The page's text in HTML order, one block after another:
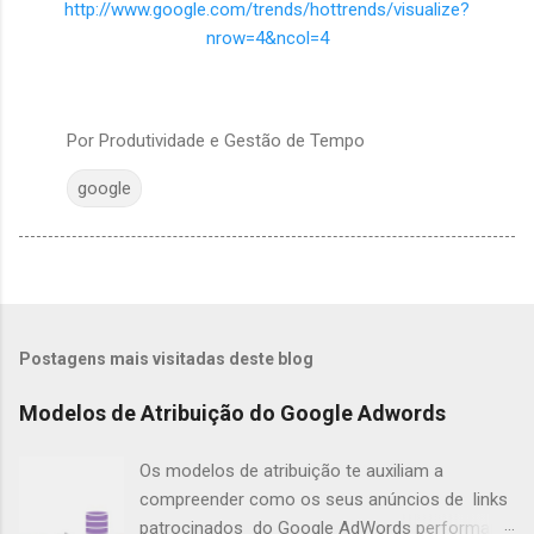
http://www.google.com/trends/hottrends/visualize?
nrow=4&ncol=4
Por Produtividade e Gestão de Tempo
google
Postagens mais visitadas deste blog
Modelos de Atribuição do Google Adwords
Os modelos de atribuição te auxiliam a
compreender como os seus anúncios de links
patrocinados do Google AdWords performam,